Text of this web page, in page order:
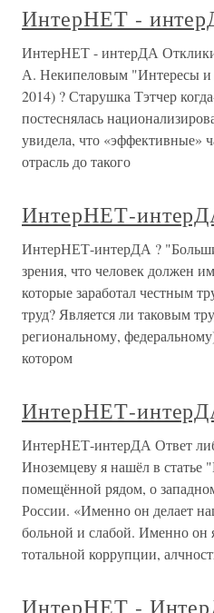
ИнтерНЕТ -
ИнтерНЕТ - интерДА Отклики
А. Некипеловым "Интересы
2014) ? Старушка Тэтчер
постеснялась
увидела, что «эффективные»
отрасль до такого
ИнтерНЕТ-
ИнтерНЕТ-интерДА ?
зрения, что человек должен
которые заработал честным
труд? Является ли таковым
региональному,
котором
ИнтерНЕТ-
ИнтерНЕТ-интерДА Ответ
Иноземцеву я нашёл в статье
помещённой рядом, о
России. «Именно он делает
больной и слабой. Именно он
тотальной коррупции,
ИнтерНЕТ -